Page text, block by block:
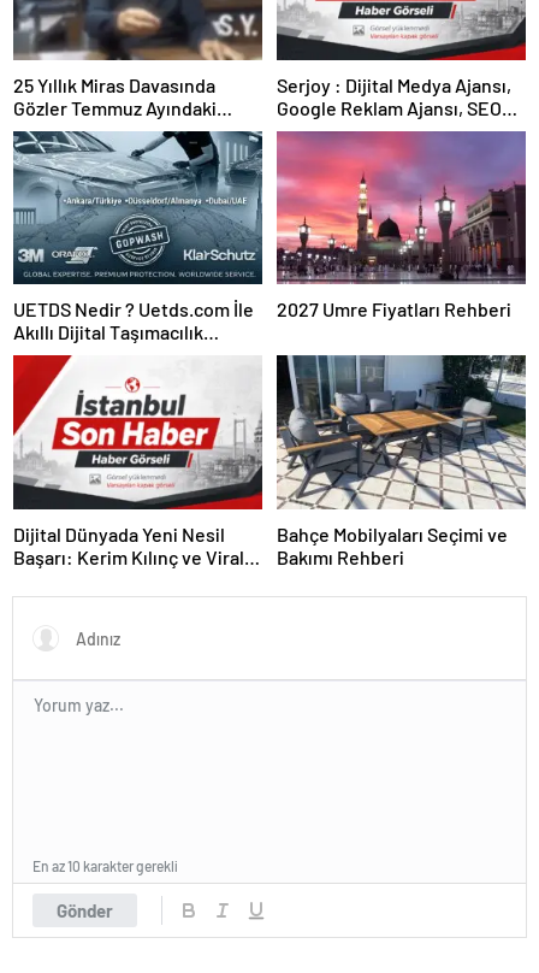
25 Yıllık Miras Davasında
Gözler Temmuz Ayındaki
Karar Duruşmasına Çevrildi
Serjoy : Dijital Medya Ajansı,
Google Reklam Ajansı, SEO
Ajansı ve Web Tasarım Ajansı
UETDS Nedir ? Uetds.com İle
Akıllı Dijital Taşımacılık
Yazılımı
2027 Umre Fiyatları Rehberi
Dijital Dünyada Yeni Nesil
Başarı: Kerim Kılınç ve Viral
Bahçe Mobilyaları Seçimi ve
Bakımı Rehberi
Gönder
En az 10 karakter gerekli